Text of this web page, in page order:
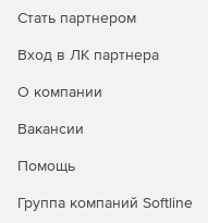
Стать партнером
Вход в ЛК партнера
О компании
Вакансии
Помощь
Группа компаний Softline